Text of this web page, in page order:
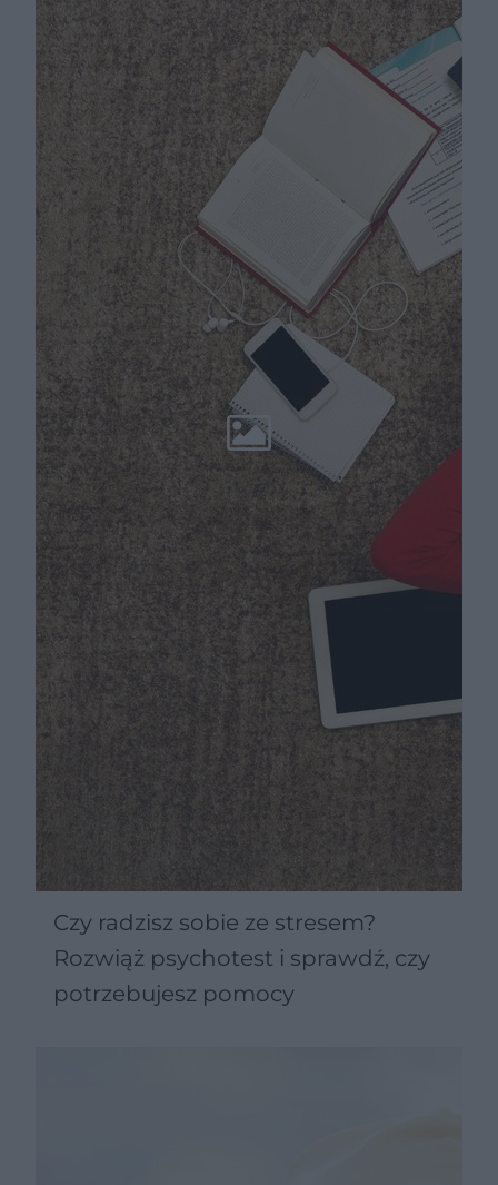
Czy jesteś introwertykiem?
Rozwiąż test i poznaj swój typ
osobowości
Czy radzisz sobie ze stresem?
Rozwiąż psychotest i sprawdź, czy
potrzebujesz pomocy